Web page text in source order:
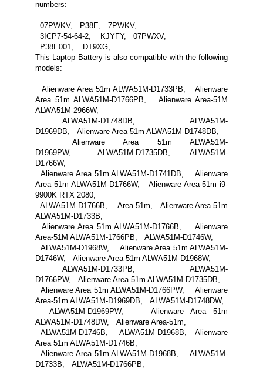
numbers:
07PWKV, P38E, 7PWKV,
3ICP7-54-64-2, KJYFY, 07PWXV,
P38E001, DT9XG,
This Laptop Battery is also compatible with the following
models:
Alienware Area 51m ALWA51M-D1733PB, Alienware
Area 51m ALWA51M-D1766PB, Alienware Area-51M
ALWA51M-2966W,
ALWA51M-D1748DB, ALWA51M-
D1969DB, Alienware Area 51m ALWA51M-D1748DB,
Alienware Area 51m ALWA51M-
D1969PW, ALWA51M-D1735DB, ALWA51M-
D1766W,
Alienware Area 51m ALWA51M-D1741DB, Alienware
Area 51m ALWA51M-D1766W, Alienware Area-51m i9-
9900K RTX 2080,
ALWA51M-D1766B, Area-51m, Alienware Area 51m
ALWA51M-D1733B,
Alienware Area 51m ALWA51M-D1766B, Alienware
Area-51M ALWA51M-1766PB, ALWA51M-D1746W,
ALWA51M-D1968W, Alienware Area 51m ALWA51M-
D1746W, Alienware Area 51m ALWA51M-D1968W,
ALWA51M-D1733PB, ALWA51M-
D1766PW, Alienware Area 51m ALWA51M-D1735DB,
Alienware Area 51m ALWA51M-D1766PW, Alienware
Area-51m ALWA51M-D1969DB, ALWA51M-D1748DW,
ALWA51M-D1969PW, Alienware Area 51m
ALWA51M-D1748DW, Alienware Area-51m,
ALWA51M-D1746B, ALWA51M-D1968B, Alienware
Area 51m ALWA51M-D1746B,
Alienware Area 51m ALWA51M-D1968B, ALWA51M-
D1733B, ALWA51M-D1766PB,